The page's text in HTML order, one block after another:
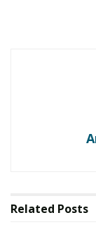
Ahuacatlán
Buena tarde
Related Posts